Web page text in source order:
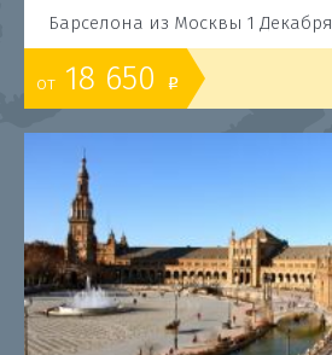
Барселона из Москвы 1 Декабря
от 18 650 o